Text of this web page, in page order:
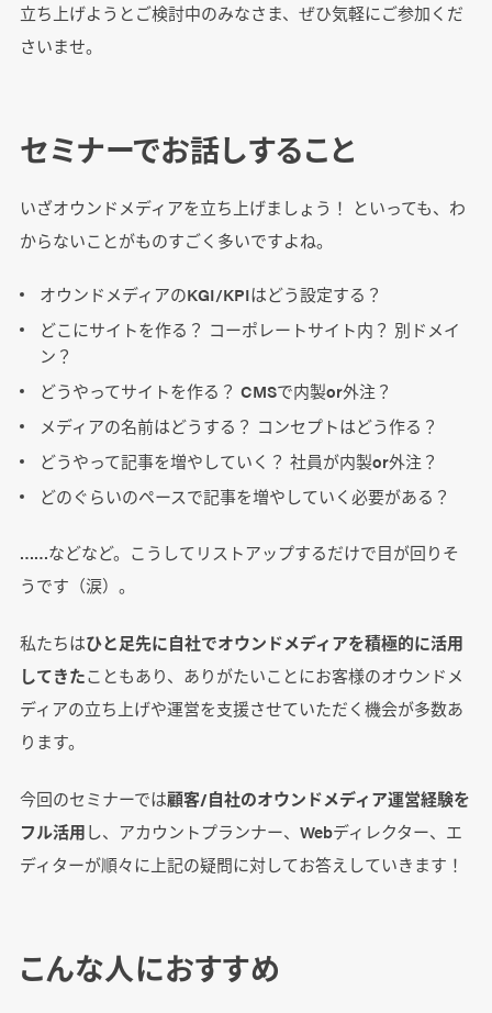
立ち上げようとご検討中のみなさま、ぜひ気軽にご参加くだ
さいませ。
セミナーでお話しすること
いざオウンドメディアを立ち上げましょう！ といっても、わ
からないことがものすごく多いですよね。
オウンドメディアのKGI/KPIはどう設定する？
どこにサイトを作る？ コーポレートサイト内？ 別ドメイ
ン？
どうやってサイトを作る？ CMSで内製or外注？
メディアの名前はどうする？ コンセプトはどう作る？
どうやって記事を増やしていく？ 社員が内製or外注？
どのぐらいのペースで記事を増やしていく必要がある？
……などなど。こうしてリストアップするだけで目が回りそ
うです（涙）。
私たちはひと足先に自社でオウンドメディアを積極的に活用
してきたこともあり、ありがたいことにお客様のオウンドメ
ディアの立ち上げや運営を支援させていただく機会が多数あ
ります。
今回のセミナーでは顧客/自社のオウンドメディア運営経験を
フル活用し、アカウントプランナー、Webディレクター、エ
ディターが順々に上記の疑問に対してお答えしていきます！
こんな人におすすめ